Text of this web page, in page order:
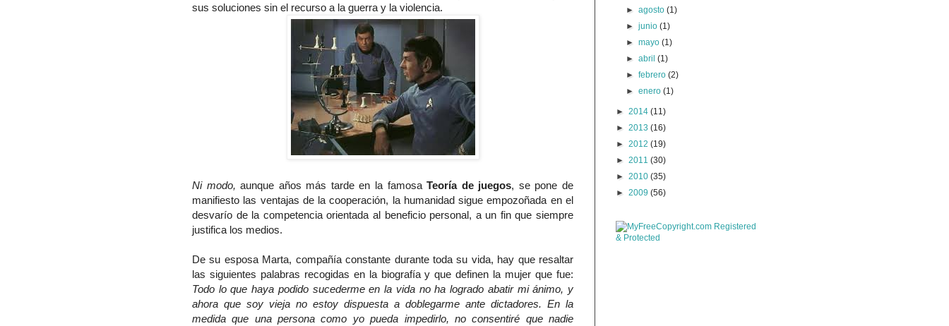
sus soluciones sin el recurso a la guerra y la violencia.
Ni modo, aunque años más tarde en la famosaTeoría de juegos, se pone de
manifiesto las ventajas de la cooperación, la humanidad sigue empozoñada en el
desvarío de la competencia orientada al beneficio personal, a un fin que siempre
justifica los medios.
De su esposa Marta, compañía constante durante toda su vida, hay que resaltar
las siguientes palabras recogidas en la biografía y que definen la mujer que fue:
Todo lo que haya podido sucederme en la vida no ha logrado abatir mi ánimo, y
ahora que soy vieja no estoy dispuesta a doblegarme ante dictadores. En la
medida que una persona como yo pueda impedirlo, no consentiré que nadie
►agosto(1)
►junio(1)
►mayo(1)
►abril(1)
►febrero(2)
►enero(1)
► 2014 (11)
► 2013 (16)
► 2012 (19)
► 2011 (30)
► 2010 (35)
► 2009 (56)